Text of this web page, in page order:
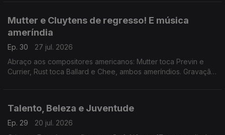
Mutter e Cluytens de regresso! E música
ameríndia
Ep. 30
27 jul. 2026
Abraço aos compositores americanos: Mutter toca Previn e
Currier, Rust toca Ballard e Chee, ambos ameríndios. Gravação
Talento, Beleza e Juventude
Ep. 29
20 jul. 2026